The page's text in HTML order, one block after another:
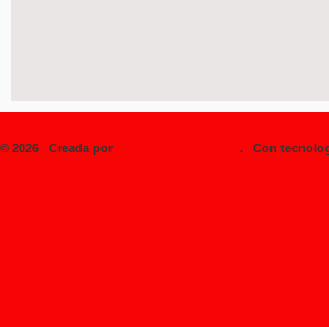
© 2026 Creada por . Con